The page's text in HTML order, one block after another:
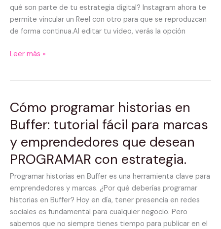
qué son parte de tu estrategia digital? Instagram ahora te
permite vincular un Reel con otro para que se reproduzcan
de forma continua.Al editar tu video, verás la opción
Instagram
Leer más »
Cómo programar historias en
Buffer: tutorial fácil para marcas
y emprendedores que desean
PROGRAMAR con estrategia.
Programar historias en Buffer es una herramienta clave para
emprendedores y marcas. ¿Por qué deberías programar
historias en Buffer? Hoy en día, tener presencia en redes
sociales es fundamental para cualquier negocio. Pero
sabemos que no siempre tienes tiempo para publicar en el
Cómo
historias
en
Buffer:
tutorial
fácil
para
marcas
y
emprendedores